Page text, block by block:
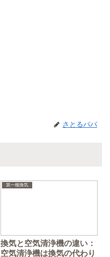
さとるパパ
第一種換気
換気と空気清浄機の違い：
空気清浄機は換気の代わり